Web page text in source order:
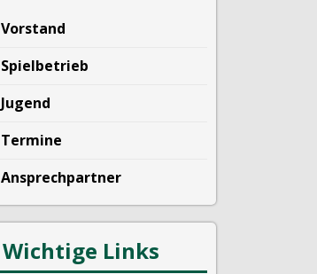
Vorstand
Spielbetrieb
Jugend
Termine
Ansprechpartner
Wichtige Links